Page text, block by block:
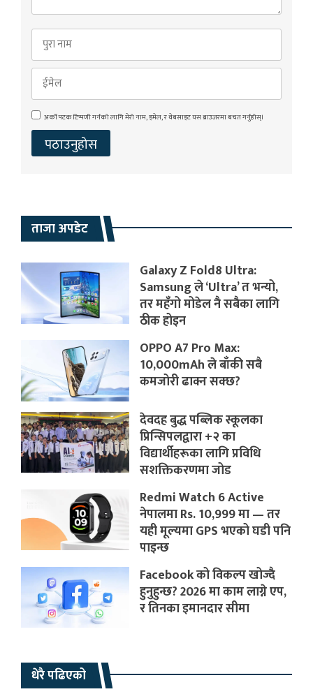
अर्को पटक टिप्पणी गर्नको लागि मेरो नाम, इमेल, र वेबसाइट यस ब्राउजरमा बचत गर्नुहोस्।
ताजा अपडेट
Galaxy Z Fold8 Ultra:
Samsung ले ‘Ultra’ त भन्यो,
तर महँगो मोडेल नै सबैका लागि
ठीक होइन
OPPO A7 Pro Max:
10,000mAh ले बाँकी सबै
कमजोरी ढाक्न सक्छ?
देवदह बुद्ध पब्लिक स्कूलका
प्रिन्सिपलद्वारा +२ का
विद्यार्थीहरूका लागि प्रविधि
सशक्तिकरणमा जोड
Redmi Watch 6 Active
नेपालमा Rs. 10,999 मा — तर
यही मूल्यमा GPS भएको घडी पनि
पाइन्छ
Facebook को विकल्प खोज्दै
हुनुहुन्छ? 2026 मा काम लाग्ने एप,
र तिनका इमानदार सीमा
धेरै पढिएको